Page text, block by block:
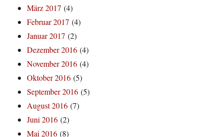
März 2017 (4)
Februar 2017 (4)
Januar 2017 (2)
Dezember 2016 (4)
November 2016 (4)
Oktober 2016 (5)
September 2016 (5)
August 2016 (7)
Juni 2016 (2)
Mai 2016 (8)